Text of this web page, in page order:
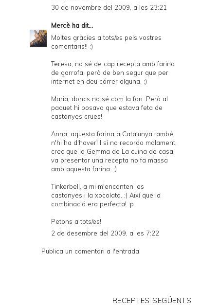
30 de novembre del 2009, a les 23:21
Mercè ha dit...
Moltes gràcies a tots/es pels vostres
comentaris!! :)
Teresa, no sé de cap recepta amb farina
de garrofa, però de ben segur que per
internet en deu córrer alguna. ;)
Maria, doncs no sé com la fan. Però al
paquet hi posava que estava feta de
castanyes crues!
Anna, aquesta farina a Catalunya també
n'hi ha d'haver! I si no recordo malament,
crec que la Gemma de La cuina de casa
va presentar una recepta no fa massa
amb aquesta farina. ;)
Tinkerbell, a mi m'encanten les
castanyes i la xocolata. ;) Així que la
combinació era perfecta! :p
Petons a tots/es!
2 de desembre del 2009, a les 7:22
Publica un comentari a l'entrada
RECEPTES SEGÜENTS